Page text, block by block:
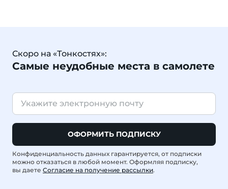
Скоро на «Тонкостях»:
Самые неудобные места в самолете
ОФОРМИТЬ ПОДПИСКУ
Конфиденциальность данных гарантируется, от подписки
можно отказаться в любой момент. Оформляя подписку,
вы даете Согласие на получение рассылки.